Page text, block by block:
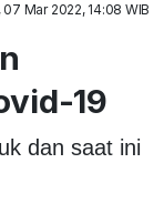
07 Mar 2022, 14:08 WIB
19
dan saat ini